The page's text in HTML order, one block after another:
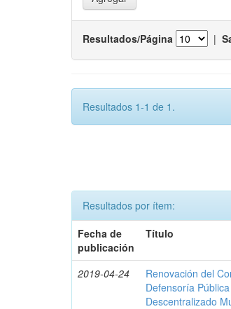
Resultados/Página |
Resultados 1-1 de 1.
Resultados por ítem:
Fecha de
publicación
Título
2019-04-24
Renovación del
Defensoría
Descentralizado